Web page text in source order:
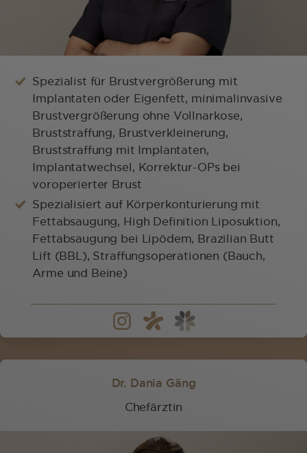
Spezialist für Brustvergrößerung mit
Implantaten oder Eigenfett, minimalinvasive
Brustvergrößerung ohne Vollnarkose,
Bruststraffung, Brustverkleinerung,
Bruststraffung mit Implantaten,
Implantatwechsel, Korrektur-OPs bei
voroperierter Brust
Spezialisiert auf Körperkonturierung mit
Fettabsaugung, High Definition Liposuktion,
Fettabsaugung bei Lipödem, Brazilian Butt
Lift (BBL), Straffungsoperationen (Bauch,
Arme und Beine)
Dr. Dania Gäng
Chefärztin